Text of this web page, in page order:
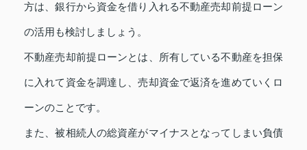
方は、銀行から資金を借り入れる不動産売却前提ローン
の活用も検討しましょう。
不動産売却前提ローンとは、所有している不動産を担保
に入れて資金を調達し、売却資金で返済を進めていくロ
ーンのことです。
また、被相続人の総資産がマイナスとなってしまい負債